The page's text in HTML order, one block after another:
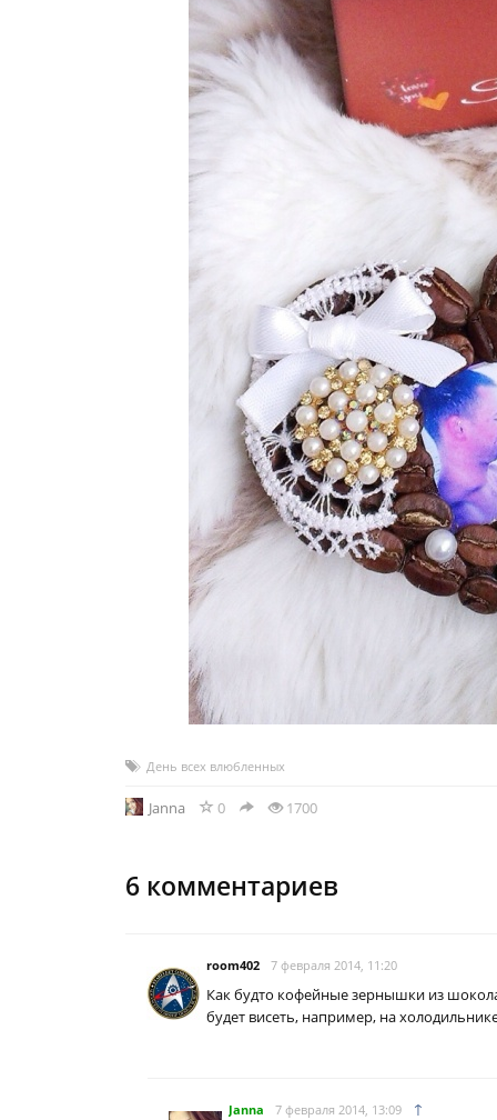
День всех влюбленных
Janna 0 1700
6 комментариев
room402 7 февраля 2014, 11:20
Как будто кофейные зернышки из
будет висеть, например, на
Janna 7 февраля 2014, 13:09
↑